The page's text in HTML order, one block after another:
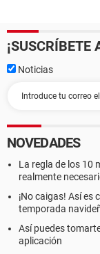
¡SUSCRÍBETE
Noticias
NOVEDADES
La regla de los 10
realmente
¡No caigas! Así
temporada
Así puedes
aplicación